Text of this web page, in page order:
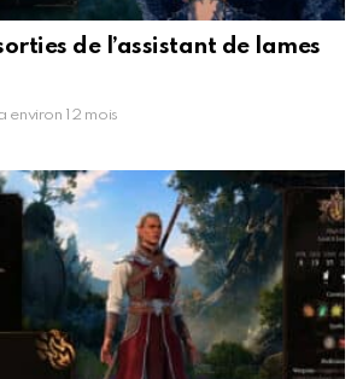
de l’assistant de lames
environ 12 mois